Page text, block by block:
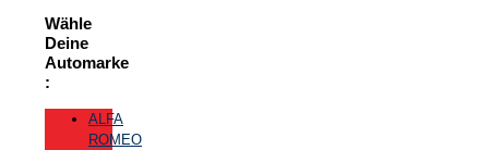
Wähle
Deine
Automarke
:
ALFA
ROMEO